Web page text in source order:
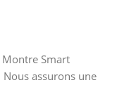
Montre Smart
assurons une